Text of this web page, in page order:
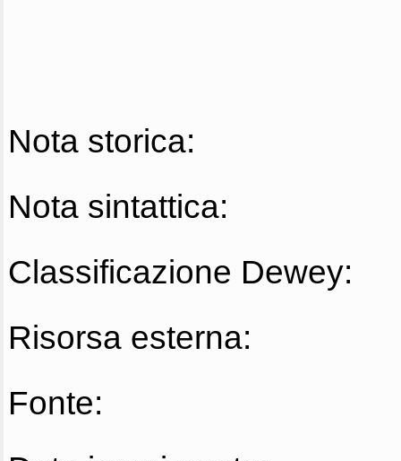
Nota storica:
Nota sintattica:
Classificazione Dewey:
Risorsa esterna:
Fonte: